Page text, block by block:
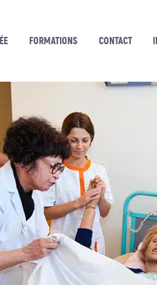
FORMATIONS CONTACT